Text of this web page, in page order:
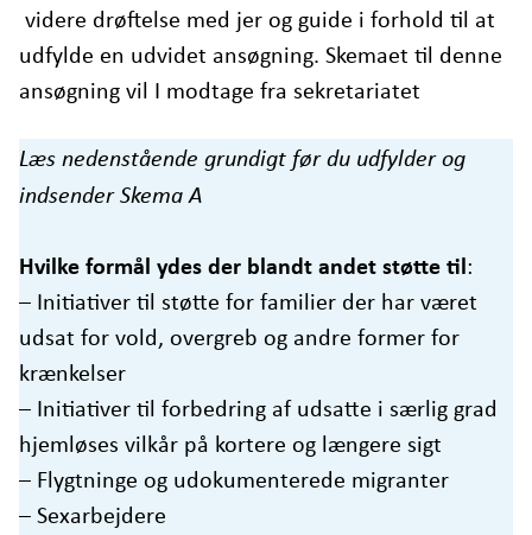
videre drøftelse med jer og guide i forhold til at
udfylde en udvidet ansøgning. Skemaet til denne
ansøgning vil I modtage fra sekretariatet
Læs nedenstående grundigt før du udfylder og
indsender Skema A
Hvilke formål ydes der blandt andet støtte til:
– Initiativer til støtte for familier der har været
udsat for vold, overgreb og andre former for
krænkelser
– Initiativer til forbedring af udsatte i særlig grad
hjemløses vilkår på kortere og længere sigt
– Flygtninge og udokumenterede migranter
– Sexarbejdere